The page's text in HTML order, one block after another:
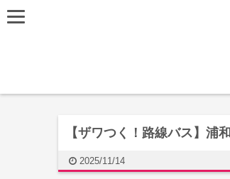
【ザワつく！路線バス】浦
2025/11/14